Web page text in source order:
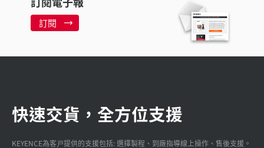
訂閱
快速交貨，全方位支援
KEYENCE為客戸提供的支援包括: 選擇製程、到廠指導線上操作、售後支援。